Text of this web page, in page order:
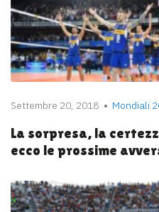
Settembre 20, 2018 Mondiali
La sorpresa, la
ecco le prossime